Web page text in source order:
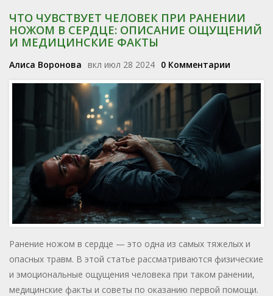
ЧТО ЧУВСТВУЕТ ЧЕЛОВЕК ПРИ РАНЕНИИ
НОЖОМ В СЕРДЦЕ: ОПИСАНИЕ ОЩУЩЕНИЙ
И МЕДИЦИНСКИЕ ФАКТЫ
Алиса Воронова вкл июл 28 2024 0 Комментарии
Ранение ножом в сердце — это одна из самых тяжелых и
опасных травм. В этой статье рассматриваются физические
и эмоциональные ощущения человека при таком ранении,
медицинские факты и советы по оказанию первой помощи.